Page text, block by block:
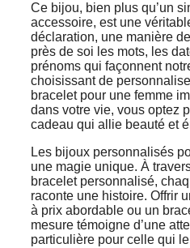
Ce bijou, bien plus qu’un
accessoire, est une
déclaration, une manière
près de soi les mots, les
prénoms qui façonnent
choisissant de
bracelet pour une femme
dans votre vie, vous optez
cadeau qui allie beauté et
Les bijoux personnalisés
une magie unique. À
bracelet personnalisé,
raconte une histoire. Offrir
à prix abordable ou un
mesure témoigne d’une
particulière pour celle qui